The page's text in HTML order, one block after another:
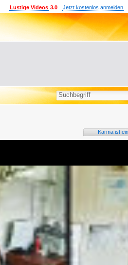
Jetzt kostenlos anmelden
Lustige Videos 3.0
Karma ist